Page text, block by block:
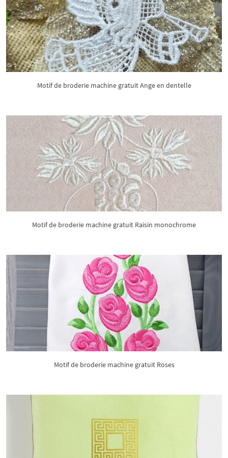
Motif de broderie machine gratuit Ange en dentelle
Motif de broderie machine gratuit Raisin monochrome
Motif de broderie machine gratuit Roses